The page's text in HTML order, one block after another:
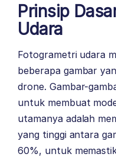
Prinsip
Udara
Fotogrametri udara
beberapa gambar
drone. Gambar-
untuk membuat
utamanya adalah
yang tinggi antara
60%, untuk